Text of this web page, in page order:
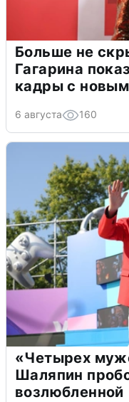
Больше не
Гагарина
кадры с
6 августа 160
«Четырех
Шаляпин
возлюбленной